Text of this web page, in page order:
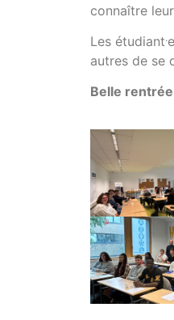
connaître
Les étudiant.e
autres de se
Belle rentrée